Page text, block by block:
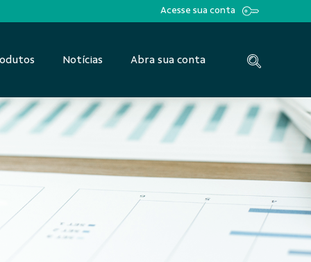
Acesse sua conta
Notícias Abra sua conta